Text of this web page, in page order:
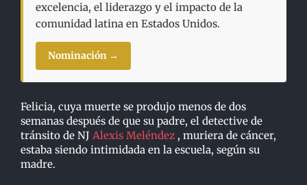
excelencia, el liderazgo y el impacto de la
comunidad latina en Estados Unidos.
Nominación →
Felicia, cuya muerte se produjo menos de dos
semanas después de que su padre, el detective de
tránsito de NJ Alexis Meléndez, muriera de cáncer,
estaba siendo intimidada en la escuela, según su
madre.